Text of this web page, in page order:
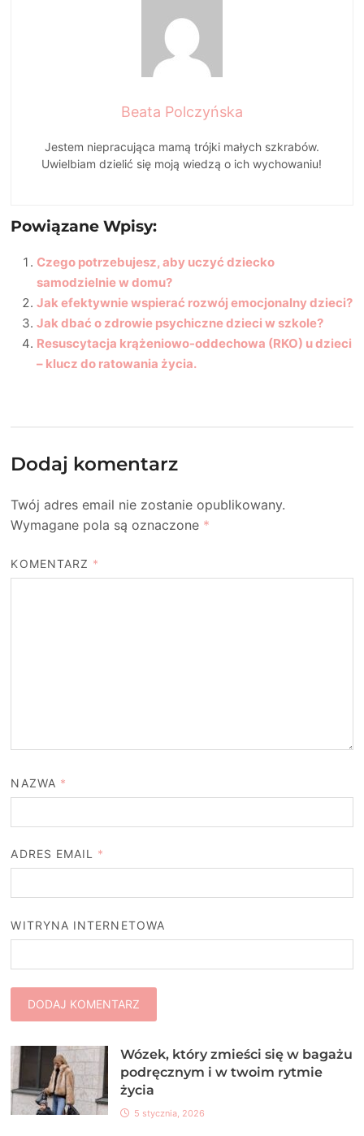
Beata Polczyńska
Jestem niepracująca mamą trójki małych szkrabów.
Uwielbiam dzielić się moją wiedzą o ich wychowaniu!
Powiązane Wpisy:
Czego potrzebujesz, aby uczyć dziecko
samodzielnie w domu?
Jak efektywnie wspierać rozwój emocjonalny dzieci?
Jak dbać o zdrowie psychiczne dzieci w szkole?
Resuscytacja krążeniowo-oddechowa (RKO) u dzieci
– klucz do ratowania życia.
Dodaj komentarz
Twój adres email nie zostanie opublikowany.
Wymagane pola są oznaczone *
KOMENTARZ *
NAZWA *
ADRES EMAIL *
WITRYNA INTERNETOWA
Wózek, który zmieści się w bagażu
podręcznym i w twoim rytmie
życia
5 stycznia, 2026